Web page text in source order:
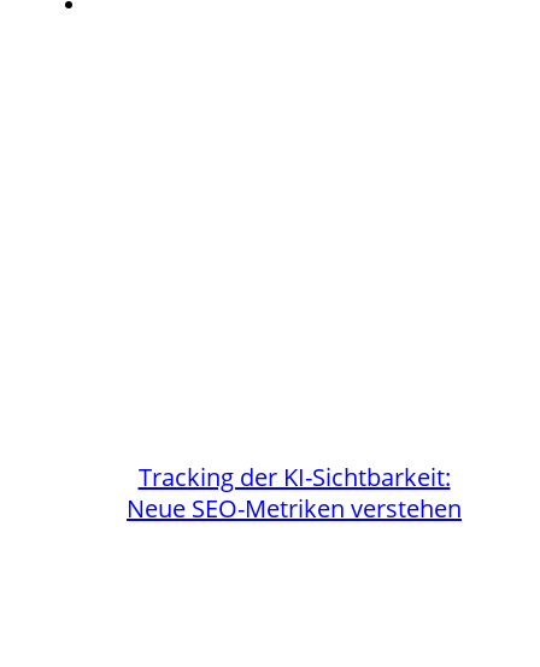
Tracking der KI-Sichtbarkeit:
Neue SEO-Metriken verstehen